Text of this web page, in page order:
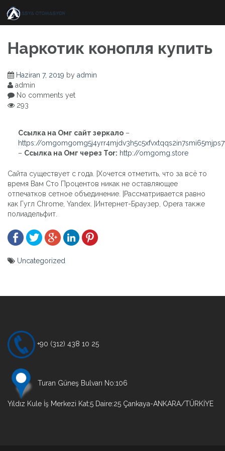
content
Наркотик конопля купить
Haziran 7, 2019 by admin
admin
No comments yet
293
Ссылка на Омг сайт зеркало –
https://
– Ссылка на Омг через Tor: http://omgomg.store
Сайта существует с года. |Хочется отметить, что за всё то
время Вам Сто Процентов никак не оставляющее
отпечатков сетное объединение. |Рассматривается равно
как Гугл Chrome, Yandex. |Интернет-Браузер, Opera также
полиадельфит.
Uncategorized
+90 (312) 438 10 25
Turan Güneş Bulvarı No:106
Yıldız Kule İş Merkezi Kat:5 Daire:25 Çankaya-ANKARA/TÜRKİYE